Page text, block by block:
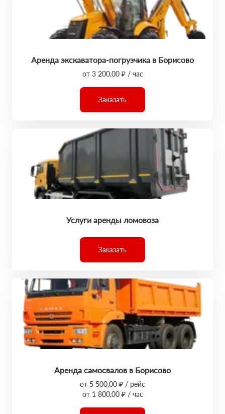
Аренда экскаватора-погрузчика в Борисово
от 3 200,00 ₽ / час
Заказать
Услуги аренды ломовоза
Заказать
Аренда самосвалов в Борисово
от 5 500,00 ₽ / рейс
от 1 800,00 ₽ / час